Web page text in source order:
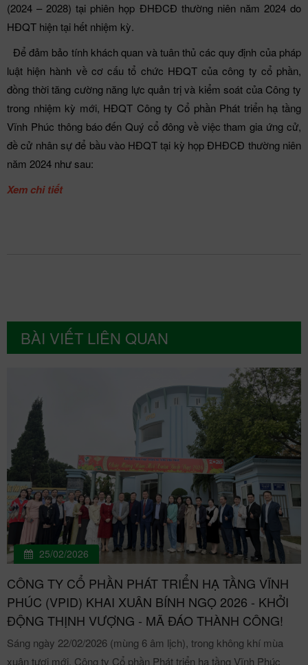
(2024 – 2028) tại phiên họp ĐHĐCĐ thường niên năm 2024 do
HĐQT hiện tại hết nhiệm kỳ.
Để đảm bảo tính khách quan và tuân thủ các quy định của pháp
luật hiện hành về cơ cấu tổ chức HĐQT của công ty cổ phần,
đồng thời tăng cường năng lực quản trị và kiểm soát của Công ty
trong nhiệm kỳ mới, HĐQT Công ty Cổ phần Phát triển hạ tầng
Vĩnh Phúc thông báo đến Quý cổ đông về việc tham gia ứng cử,
đề cử nhân sự để bầu vào HĐQT tại kỳ họp ĐHĐCĐ thường niên
năm 2024 như sau:
Xem chi tiết
BÀI VIẾT LIÊN QUAN
25/02/2026
CÔNG TY CỔ PHẦN PHÁT TRIỂN HẠ TẦNG VĨNH
PHÚC (VPID) KHAI XUÂN BÍNH NGỌ 2026 - KHỞI
ĐỘNG THỊNH VƯỢNG - MÃ ĐÁO THÀNH CÔNG!
Sáng ngày 22/02/2026 (mùng 6 âm lịch), trong không khí mùa
xuân tươi mới, Công ty Cổ phần Phát triển hạ tầng Vĩnh Phúc